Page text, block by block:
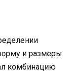
и размеры
комбинацию